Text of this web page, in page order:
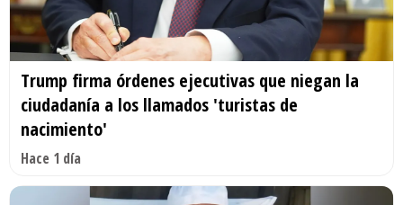
Trump firma órdenes ejecutivas que niegan la
ciudadanía a los llamados 'turistas de
nacimiento'
Hace 1 día